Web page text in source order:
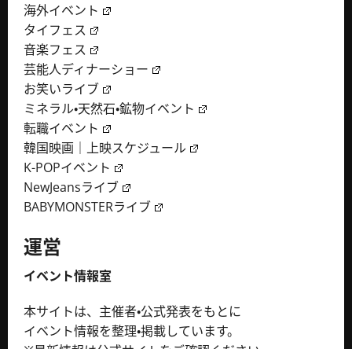
海外イベント
タイフェス
音楽フェス
芸能人ディナーショー
お笑いライブ
ミネラル・天然石・鉱物イベント
転職イベント
韓国映画｜上映スケジュール
K-POPイベント
NewJeansライブ
BABYMONSTERライブ
運営
イベント情報室
本サイトは、主催者・公式発表をもとに
イベント情報を整理・掲載しています。